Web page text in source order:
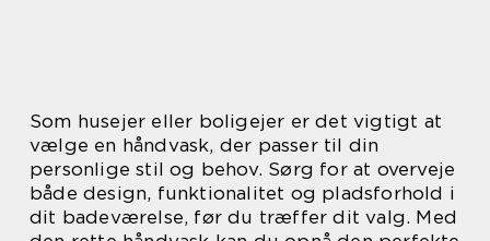
Som husejer eller boligejer er det vigtigt at
vælge en håndvask, der passer til din
personlige stil og behov. Sørg for at overveje
både design, funktionalitet og pladsforhold i
dit badeværelse, før du træffer dit valg. Med